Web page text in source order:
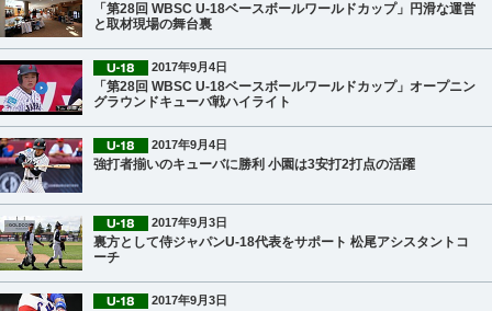
「第28回 WBSC U-18ベースボールワールドカップ」円滑な運営
と取材現場の舞台裏
2017年9月4日
「第28回 WBSC U-18ベースボールワールドカップ」オープニン
グラウンドキューバ戦ハイライト
2017年9月4日
強打者揃いのキューバに勝利 小園は3安打2打点の活躍
2017年9月3日
裏方として侍ジャパンU-18代表をサポート 松尾アシスタントコ
ーチ
2017年9月3日